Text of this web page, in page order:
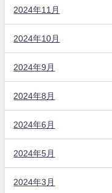
2024年11月
2024年10月
2024年9月
2024年8月
2024年6月
2024年5月
2024年3月